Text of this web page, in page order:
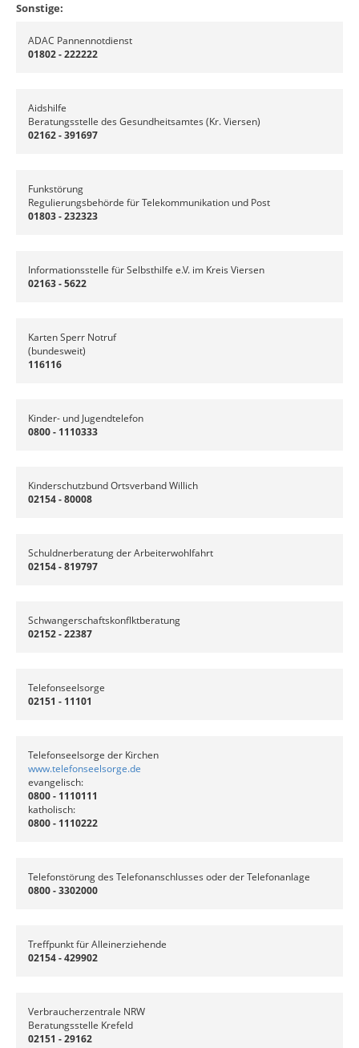
Sonstige:
ADAC Pannennotdienst
01802 - 222222
Aidshilfe
Beratungsstelle des Gesundheitsamtes (Kr. Viersen)
02162 - 391697
Funkstörung
Regulierungsbehörde für Telekommunikation und Post
01803 - 232323
Informationsstelle für Selbsthilfe e.V. im Kreis Viersen
02163 - 5622
Karten Sperr Notruf
(bundesweit)
116116
Kinder- und Jugendtelefon
0800 - 1110333
Kinderschutzbund Ortsverband Willich
02154 - 80008
Schuldnerberatung der Arbeiterwohlfahrt
02154 - 819797
Schwangerschaftskonflktberatung
02152 - 22387
Telefonseelsorge
02151 - 11101
Telefonseelsorge der Kirchen
www.telefonseelsorge.de
evangelisch:
0800 - 1110111
katholisch:
0800 - 1110222
Telefonstörung des Telefonanschlusses oder der Telefonanlage
0800 - 3302000
Treffpunkt für Alleinerziehende
02154 - 429902
Verbraucherzentrale NRW
Beratungsstelle Krefeld
02151 - 29162